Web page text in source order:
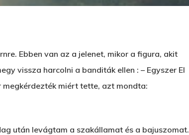
Ebben van az a jelenet, mikor a figura, akit
vissza harcolni a banditák ellen : – Egyszer El
miért tette, azt mondta:
után levágtam a szakállamat és a bajuszomat.